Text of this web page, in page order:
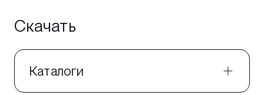
Скачать
Каталоги